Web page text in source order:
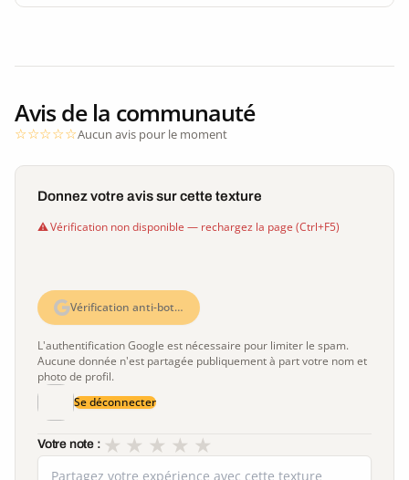
Avis de la communauté
Aucun avis pour le moment
Donnez votre avis sur cette texture
Vérification non disponible — rechargez la page (Ctrl+F5)
Vérification anti-bot…
L'authentification Google est nécessaire pour limiter le spam.
Aucune donnée n'est partagée publiquement à part votre nom et
photo de profil.
Se déconnecter
Votre note : ★
★
★
★
★